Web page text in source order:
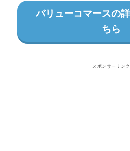
バリューコマースの
ちら
スポンサーリンク